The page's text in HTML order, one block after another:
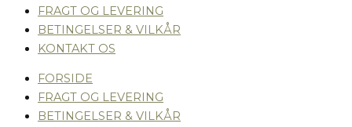
FRAGT OG LEVERING
BETINGELSER & VILKÅR
KONTAKT OS
FORSIDE
FRAGT OG LEVERING
BETINGELSER & VILKÅR